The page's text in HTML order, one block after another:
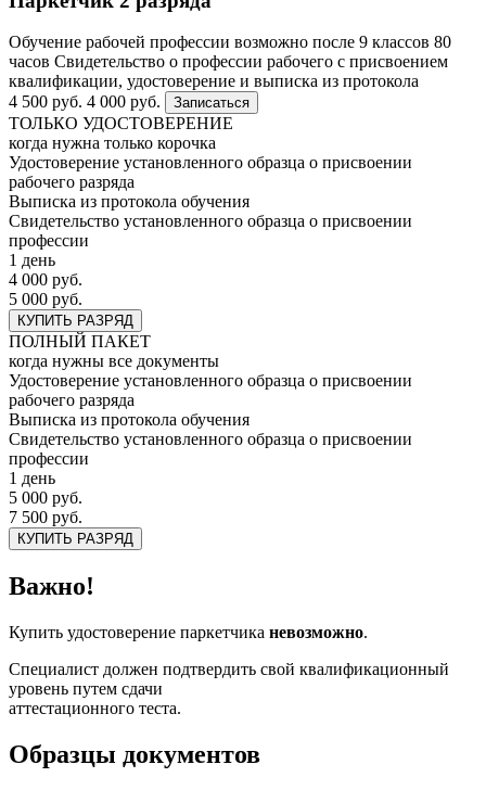
Обучение рабочей профессии возможно после 9 классов 80
часов Свидетельство о профессии рабочего с присвоением
квалификации, удостоверение и выписка из протокола
4 500 руб. 4 000 руб. Записаться
ТОЛЬКО УДОСТОВЕРЕНИЕ
когда нужна только корочка
Удостоверение установленного образца о присвоении
рабочего разряда
Выписка из протокола обучения
Свидетельство установленного образца о присвоении
профессии
1 день
4 000 руб.
5 000 руб.
КУПИТЬ РАЗРЯД
ПОЛНЫЙ ПАКЕТ
когда нужны все документы
Удостоверение установленного образца о присвоении
рабочего разряда
Выписка из протокола обучения
Свидетельство установленного образца о присвоении
профессии
1 день
5 000 руб.
7 500 руб.
КУПИТЬ РАЗРЯД
Важно!
Купить удостоверение паркетчика невозможно.
Специалист должен подтвердить свой квалификационный
уровень путем сдачи
аттестационного теста.
Образцы документов